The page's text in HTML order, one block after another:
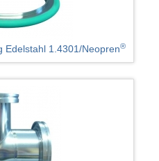
Edelstahl 1.4301/Neopren®